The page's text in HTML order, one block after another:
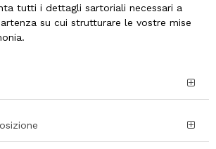
tutti i dettagli sartoriali necessari a
su cui strutturare le vostre mise